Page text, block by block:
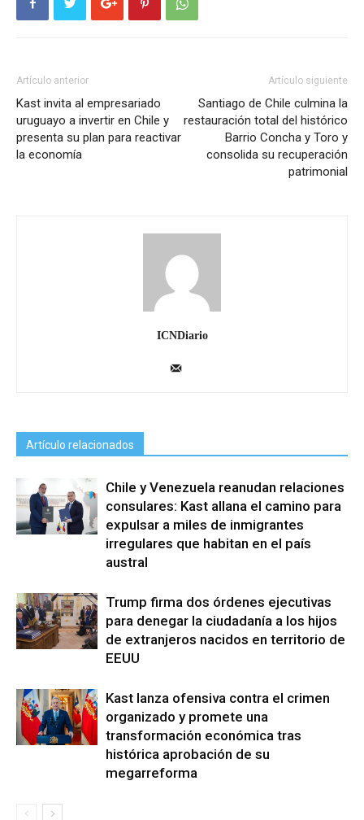
Artículo anterior
Kast invita al empresariado
uruguayo a invertir en Chile y
presenta su plan para reactivar
la economía
Artículo siguiente
Santiago de Chile culmina la
restauración total del histórico
Barrio Concha y Toro y
consolida su recuperación
patrimonial
ICNDiario
Artículo relacionados
Chile y Venezuela reanudan relaciones
consulares: Kast allana el camino para
expulsar a miles de inmigrantes
irregulares que habitan en el país
austral
Trump firma dos órdenes ejecutivas
para denegar la ciudadanía a los hijos
de extranjeros nacidos en territorio de
EEUU
Kast lanza ofensiva contra el crimen
organizado y promete una
transformación económica tras
histórica aprobación de su
megarreforma